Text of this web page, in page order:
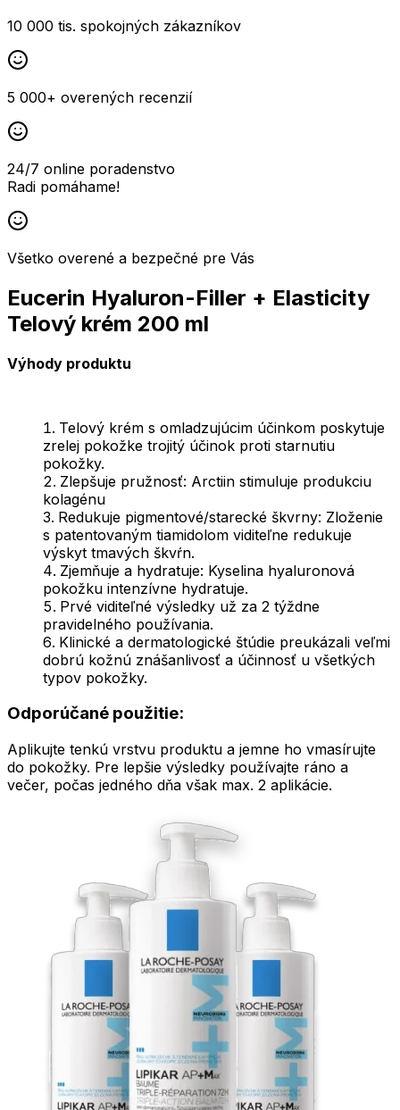
10 000 tis. spokojných zákazníkov
5 000+ overených recenzií
24/7 online poradenstvo
Radi pomáhame!
Všetko overené a bezpečné pre Vás
Eucerin Hyaluron-Filler + Elasticity
Telový krém 200 ml
Výhody produktu
Telový krém s omladzujúcim účinkom poskytuje
zrelej pokožke trojitý účinok proti starnutiu
pokožky.
Zlepšuje pružnosť: Arctiin stimuluje produkciu
kolagénu
Redukuje pigmentové/starecké škvrny: Zloženie
s patentovaným tiamidolom viditeľne redukuje
výskyt tmavých škvŕn.
Zjemňuje a hydratuje: Kyselina hyaluronová
pokožku intenzívne hydratuje.
Prvé viditeľné výsledky už za 2 týždne
pravidelného používania.
Klinické a dermatologické štúdie preukázali veľmi
dobrú kožnú znášanlivosť a účinnosť u všetkých
typov pokožky.
Odporúčané použitie:
Aplikujte tenkú vrstvu produktu a jemne ho vmasírujte
do pokožky. Pre lepšie výsledky používajte ráno a
večer, počas jedného dňa však max. 2 aplikácie.